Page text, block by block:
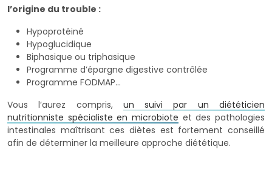
l’origine du trouble :
Hypoprotéiné
Hypoglucidique
Biphasique ou triphasique
Programme d’épargne digestive contrôlée
Programme FODMAP…
Vous l’aurez compris, un suivi par un diététicien
nutritionniste spécialiste en microbiote et des pathologies
intestinales maîtrisant ces diètes est fortement conseillé
afin de déterminer la meilleure approche diététique.